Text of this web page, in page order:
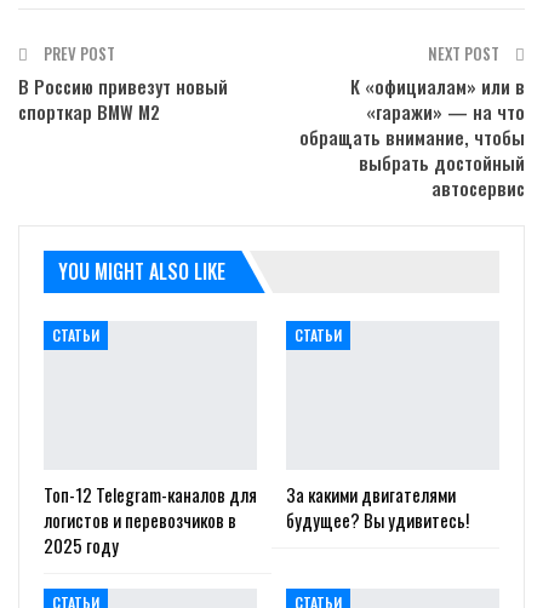
PREV POST
В Россию привезут новый
спорткар BMW M2
NEXT POST
К «официалам» или в
«гаражи» — на что
обращать внимание, чтобы
выбрать достойный
автосервис
YOU MIGHT ALSO LIKE
СТАТЬИ
Топ-12 Telegram-каналов для
логистов и перевозчиков в
2025 году
СТАТЬИ
За какими двигателями
будущее? Вы удивитесь!
СТАТЬИ СТАТЬИ